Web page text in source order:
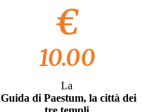
€
10.00
La
Guida di Paestum, la città dei